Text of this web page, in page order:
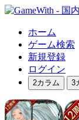
ホーム
ゲーム検索
新規登録
ログイン
2カラム 3